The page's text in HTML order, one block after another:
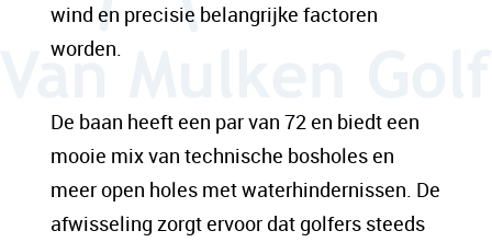
wind en precisie belangrijke factoren
worden.
De baan heeft een par van 72 en biedt een
mooie mix van technische bosholes en
meer open holes met waterhindernissen. De
afwisseling zorgt ervoor dat golfers steeds